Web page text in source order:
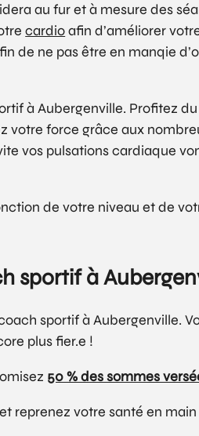
au fur et à mesure des
cardioafin d’améliorer
de ne pas être en manqie
à Aubergenville. Profitez
force grâce aux
vos pulsations cardiaque
de votre niveau et de
sportif à
sportif à Aubergenville.
plus fier.e !
50 % des sommes
et reprenez votre santé en main